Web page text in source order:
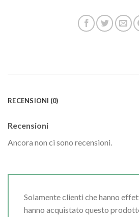
RECENSIONI (0)
Recensioni
Ancora non ci sono recensioni.
Solamente clienti che hanno
hanno acquistato questo